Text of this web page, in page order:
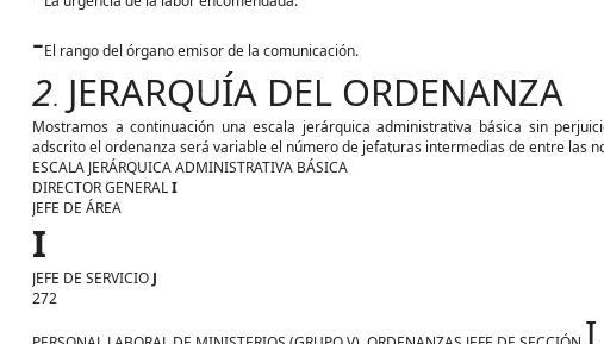
-El rango del órgano emisor de la comunicación.
2. JERARQUÍA DEL ORDENANZA
Mostramos a continuación una escala jerárquica administrativa básica sin
adscrito el ordenanza será variable el número de jefaturas intermedias de entre las
ESCALA JERÁRQUICA ADMINISTRATIVA BÁSICA
DIRECTOR GENERALI
JEFE DE ÁREA
I
JEFE DE SERVICIO J
272
I